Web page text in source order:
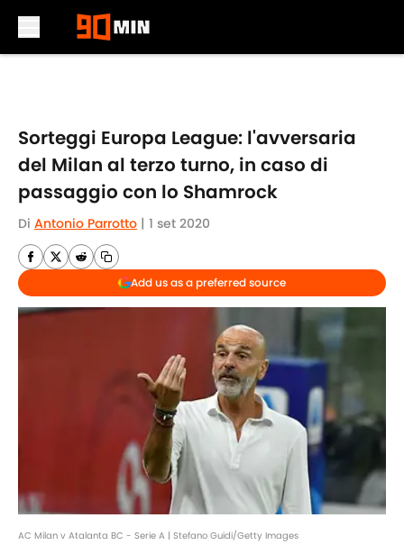
Sorteggi Europa League: l'avversaria
del Milan al terzo turno, in caso di
passaggio con lo Shamrock
Di Antonio Parrotto | 1 set 2020
Add us as a preferred source
AC Milan v Atalanta BC - Serie A | Stefano Guidi/Getty Images